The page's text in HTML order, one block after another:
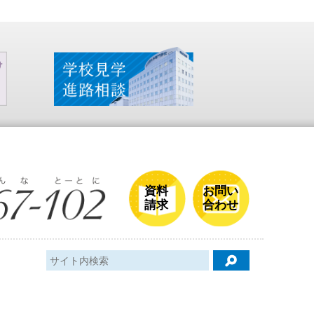
資料
請求
お問い
合わせ